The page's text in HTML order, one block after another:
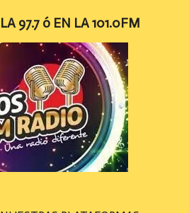
97.7 ó EN LA 101.0FM